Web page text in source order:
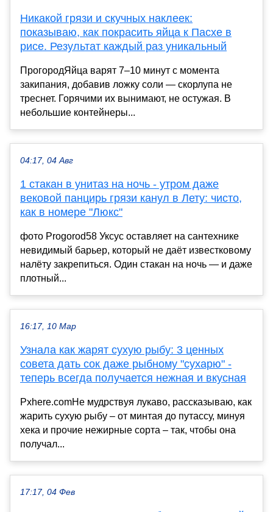
Никакой грязи и скучных наклеек:
показываю, как покрасить яйца к Пасхе в
рисе. Результат каждый раз уникальный
ПрогородЯйца варят 7–10 минут с момента
закипания, добавив ложку соли — скорлупа не
треснет. Горячими их вынимают, не остужая. В
небольшие контейнеры...
04:17, 04 Авг
1 стакан в унитаз на ночь - утром даже
вековой панцирь грязи канул в Лету: чисто,
как в номере "Люкс"
фото Progorod58 Уксус оставляет на сантехнике
невидимый барьер, который не даёт известковому
налёту закрепиться. Один стакан на ночь — и даже
плотный...
16:17, 10 Мар
Узнала как жарят сухую рыбу: 3 ценных
совета дать сок даже рыбному "сухарю" -
теперь всегда получается нежная и вкусная
Pxhere.comНе мудрствуя лукаво, рассказываю, как
жарить сухую рыбу – от минтая до путассу, минуя
хека и прочие нежирные сорта – так, чтобы она
получал...
17:17, 04 Фев